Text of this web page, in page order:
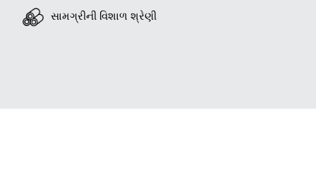
સામગ્રીની વિશાળ શ્રેણી